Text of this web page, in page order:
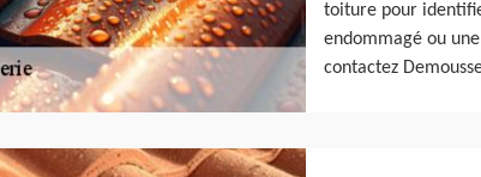
toiture pour
endommagé ou
contactez